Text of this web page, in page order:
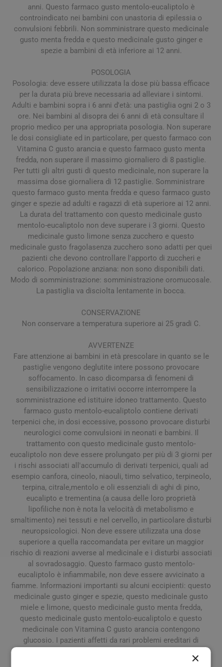
anni. Questo farmaco gusto mentolo-eucaliptolo è
controindicato nei bambini con unastoria di epilessia o
convulsioni febbrili. Non somministrare questo medicinale
gusto menta fredda e questo medicinale gusto ginger e
spezie a bambini di età inferiore ai 12 anni.
POSOLOGIA
Posologia: deve essere utilizzata la dose più bassa efficace
per la durata più breve necessaria ad alleviare i sintomi.
Adulti e ba­mbini sopra i 6 anni d'età: una pastiglia ogni 2 o 3
ore. Nei bambini al disopra dei 6 anni di età consultare il
proprio medico per una appropriata posologia. Non superare
le dosi consigliate ed in particolare, per questo farmaco con
Vitamina C gusto arancia e questo farmaco gusto menta
fredda, non superare il massimo giornaliero di 8 pastiglie.
Per tutti gli altri gusti di questo medicinale, non superare la
massima dose giornaliera di 12 pastiglie. Somministrare
questo farmaco gusto menta fredda e queso farmaco gusto
ginger e spezie ad adulti e ragazzi di età superiore ai 12 anni.
La durata del trattamento con questo medicinale gusto
mentolo-eucaliptolo non deve superare i 3 giorni. Questo
medicinale gusto limone senza zucchero e questo
medicinale gusto fragolasenza zucchero sono adatti per quei
pazienti che devono controllare l'apporto di zuccheri e
calorico. Popolazione anziana: non sono disponibili dati.
Modo di somministrazione: somministrazione oromucosale.
La pastiglia va disciolta lentamente in bocca.
CONSERVAZIONE
Non conservare a temperatura superiore ai 25 gradi C.
AVVERTENZE
Fare attenzione ai bambini in età prescolare in quanto se le
pastiglie vengono deglutite intere possono provocare
soffocamento. In caso dicomparsa di fenomeni di
sensibilizzazione o irritativi occorre interrompere la
somministrazione ed istituire idoneo trattamento. Questo
farmaco gusto mentolo-eucaliptolo contiene derivati
terpenici che, in dosi eccessive, possono provocare disturbi
neurologici come convulsioni in neonati e bambini. Il
trattamento con questo medicinale gusto mentolo-
eucaliptolo non deve essere prolungato per più di 3 giorni per
i rischi associati all'accumulo di derivati terpenici, quali ad
esempio canfora, cineolo, niaouli, timo selvatico, terpineolo,
terpina, citrale,mentolo e oli essenziali di aghi di pino,
eucalipto e trementina (a causa delle loro proprietà
lipofiliche non è nota la velocità di metabolismo e
smaltimento) nei tessuti e nel cervello, in particolare disturbi
neuropsicologici. Non deve essere utilizzata una dose
superiore a quella raccomandata per evitare un maggior
rischio di reazioni avverse al medicinale e i disturbi associati
al sovradosaggio. Questo farmaco gusto mentolo-
eucaliptolo è infiammabile, non deve essere avvicinato a
fiamme. Informazioni importanti su alcuni eccipienti: questo
medicinale gusto ginger e spezie, questo medicinale gusto
miele e limone, questo medicinale gusto menta fredda,
questo medicinale gusto mentolo-eucaliptolo e questo
medicinale con Vitamina C gusto arancia contengono
glucosio. I pazienti affetti da rari problemi ereditari di
assumere questo medicinale. Questo frmaco gusto ginger e
×